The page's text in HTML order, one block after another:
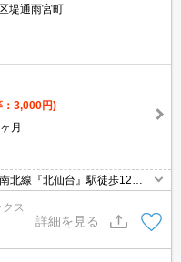
堤通雨宮町
：3,000円)
月
北線『北仙台』駅徒歩12
無料！宅配BOX他お部屋の
コンビニがあり便利です★
ス
詳細を見る